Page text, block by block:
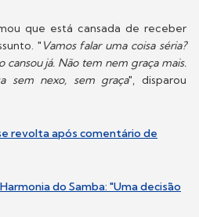
que está cansada de receber
" Vamos falar uma coisa séria?
cansou já. Não tem nem graça mais.
sem nexo, sem graça", disparou
revolta após comentário de
do Samba: "Uma decisão